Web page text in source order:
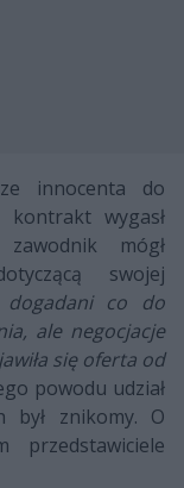
innocenta do
kontrakt wygasł
mógł
swojej
dogadani co do
ale negocjacje
się oferta od
powodu udział
był znikomy. O
przedstawiciele